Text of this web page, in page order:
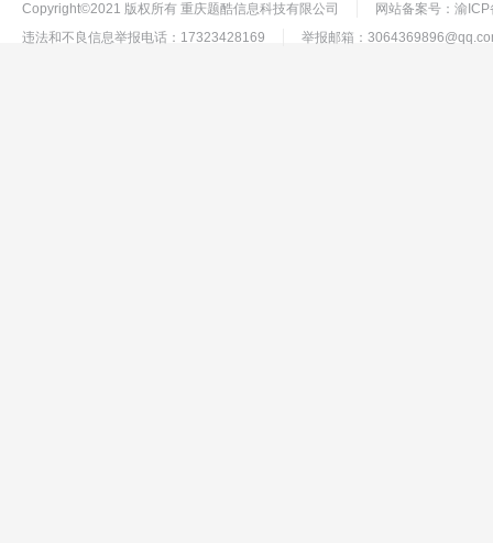
Copyright©2021 版权所有 重庆题酷信息科技有限公司
网站备案号：渝
违法和不良信息举报电话：17323428169
举报邮箱：